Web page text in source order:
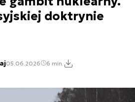
doktrynie
05.06.2026 6 min.